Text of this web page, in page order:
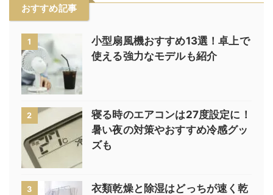
おすすめ記事
1
小型扇風機おすすめ13選！卓上で
使える強力なモデルも紹介
2
寝る時のエアコンは27度設定に！
暑い夜の対策やおすすめ冷感グッ
ズも
3
衣類乾燥と除湿はどっちが速く乾